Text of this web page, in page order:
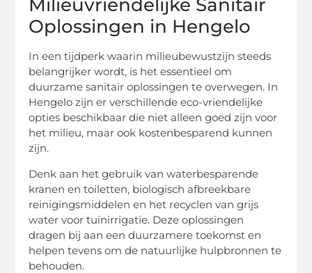
Milieuvriendelijke Sanitair
Oplossingen in Hengelo
In een tijdperk waarin milieubewustzijn steeds
belangrijker wordt, is het essentieel om
duurzame sanitair oplossingen te overwegen. In
Hengelo zijn er verschillende eco-vriendelijke
opties beschikbaar die niet alleen goed zijn voor
het milieu, maar ook kostenbesparend kunnen
zijn.
Denk aan het gebruik van waterbesparende
kranen en toiletten, biologisch afbreekbare
reinigingsmiddelen en het recyclen van grijs
water voor tuinirrigatie. Deze oplossingen
dragen bij aan een duurzamere toekomst en
helpen tevens om de natuurlijke hulpbronnen te
behouden.